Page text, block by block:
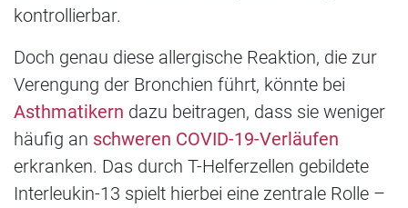
kontrollierbar.
Doch genau diese allergische Reaktion, die zur
Verengung der Bronchien führt, könnte bei
Asthmatikern dazu beitragen, dass sie weniger
häufig an schweren COVID-19-Verläufen
erkranken. Das durch T-Helferzellen gebildete
Interleukin-13 spielt hierbei eine zentrale Rolle –